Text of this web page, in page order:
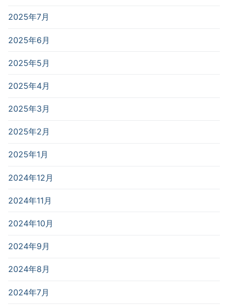
2025年7月
2025年6月
2025年5月
2025年4月
2025年3月
2025年2月
2025年1月
2024年12月
2024年11月
2024年10月
2024年9月
2024年8月
2024年7月